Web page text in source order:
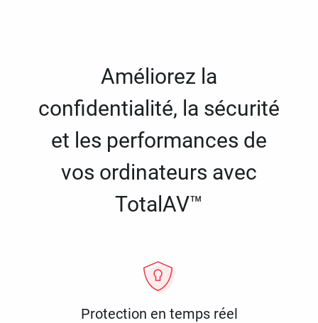
Améliorez la
confidentialité, la sécurité
et les performances de
vos ordinateurs avec
TotalAV™
Protection en temps réel